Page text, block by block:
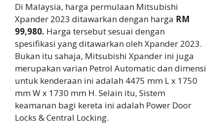
Di Malaysia, harga permulaan Mitsubishi
Xpander 2023 ditawarkan dengan harga RM
99,980. Harga tersebut sesuai dengan
spesifikasi yang ditawarkan oleh Xpander 2023.
Bukan itu sahaja, Mitsubishi Xpander ini juga
merupakan varian Petrol Automatic dan dimensi
untuk kenderaan ini adalah 4475 mm L x 1750
mm W x 1730 mm H. Selain itu, Sistem
keamanan bagi kereta ini adalah Power Door
Locks & Central Locking.